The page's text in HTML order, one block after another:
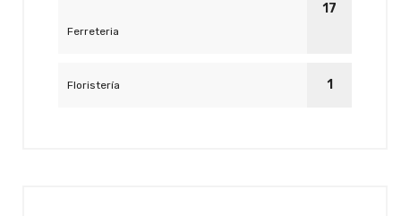
Ferreteria
17
Floristería 1